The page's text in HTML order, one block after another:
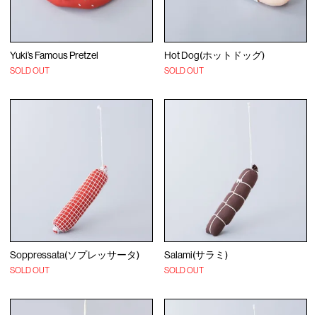
Yuki’s Famous Pretzel
SOLD OUT
Hot Dog(ホットドッグ)
SOLD OUT
Soppressata(ソプレッサータ)
SOLD OUT
Salami(サラミ)
SOLD OUT